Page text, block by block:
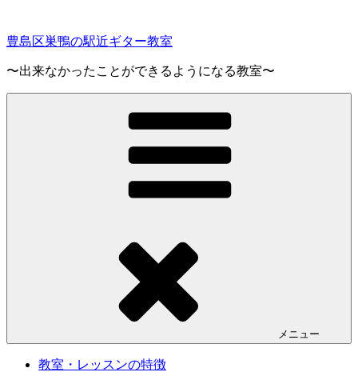
テ
へ
豊島区巣鴨の駅近ギター教室
〜出来なかったことができるようになる教室〜
メニュー
教室・レッスンの特徴